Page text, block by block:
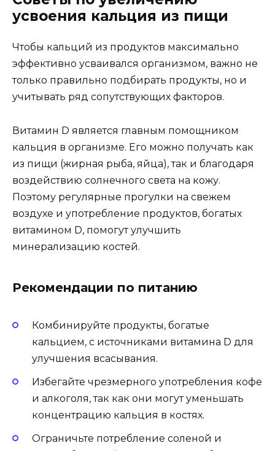
усвоения кальция из пищи
Чтобы кальций из продуктов максимально
эффективно усваивался организмом, важно не
только правильно подбирать продукты, но и
учитывать ряд сопутствующих факторов.
Витамин D является главным помощником
кальция в организме. Его можно получать как
из пищи (жирная рыба, яйца), так и благодаря
воздействию солнечного света на кожу.
Поэтому регулярные прогулки на свежем
воздухе и употребление продуктов, богатых
витамином D, помогут улучшить
минерализацию костей.
Рекомендации по питанию
Комбинируйте продукты, богатые
кальцием, с источниками витамина D для
улучшения всасывания.
Избегайте чрезмерного употребления кофе
и алкоголя, так как они могут уменьшать
концентрацию кальция в костях.
Ограничьте потребление соленой и